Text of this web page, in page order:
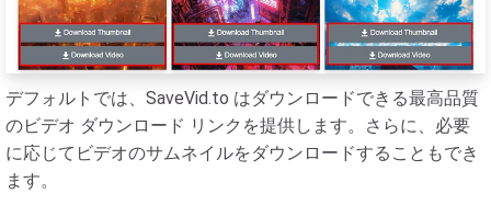
デフォルトでは、SaveVid.to はダウンロードできる最高品質
のビデオ ダウンロード リンクを提供します。さらに、必要
に応じてビデオのサムネイルをダウンロードすることもでき
ます。